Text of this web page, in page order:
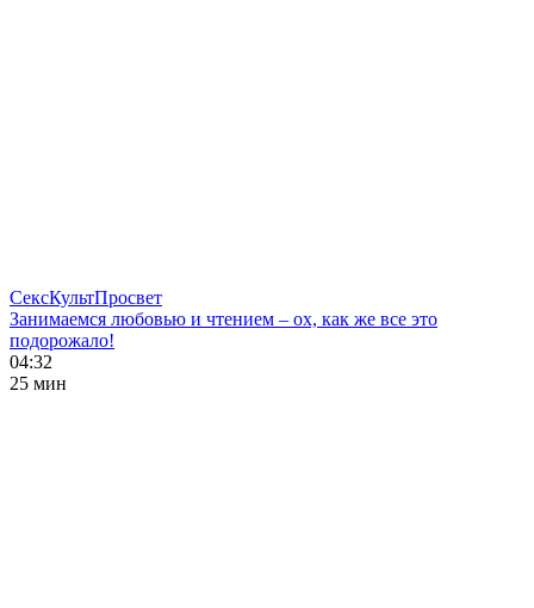
СексКультПросвет
Занимаемся любовью и чтением – ох, как же все это
подорожало!
04:32
25 мин